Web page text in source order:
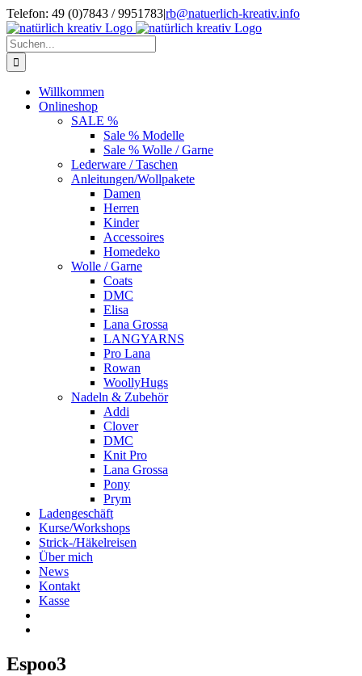
Zum
Inhalt
springen
Telefon: 49 (0)7843 / 9951783|rb@natuerlich-kreativ.info
Suche
nach:
Willkommen
Onlineshop
SALE %
Sale % Modelle
Sale % Wolle / Garne
Lederware / Taschen
Anleitungen/Wollpakete
Damen
Herren
Kinder
Accessoires
Homedeko
Wolle / Garne
Coats
DMC
Elisa
Lana Grossa
LANGYARNS
Pro Lana
Rowan
WoollyHugs
Nadeln & Zubehör
Addi
Clover
DMC
Knit Pro
Lana Grossa
Pony
Prym
Ladengeschäft
Kurse/Workshops
Strick-/Häkelreisen
Über mich
News
Kontakt
Kasse
Espoo3